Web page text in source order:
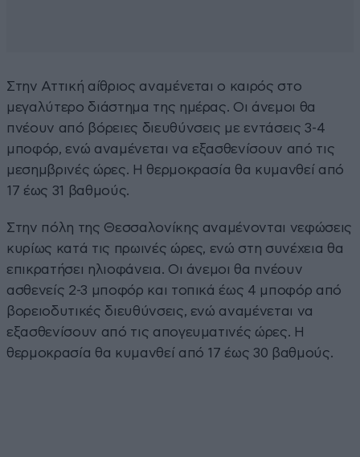
Στην Αττική αίθριος αναμένεται ο καιρός στο
μεγαλύτερο διάστημα της ημέρας. Οι άνεμοι θα
πνέουν από βόρειες διευθύνσεις με εντάσεις 3-4
μποφόρ, ενώ αναμένεται να εξασθενίσουν από τις
μεσημβρινές ώρες. Η θερμοκρασία θα κυμανθεί από
17 έως 31 βαθμούς.
Στην πόλη της Θεσσαλονίκης αναμένονται νεφώσεις
κυρίως κατά τις πρωινές ώρες, ενώ στη συνέχεια θα
επικρατήσει ηλιοφάνεια. Οι άνεμοι θα πνέουν
ασθενείς 2-3 μποφόρ και τοπικά έως 4 μποφόρ από
βορειοδυτικές διευθύνσεις, ενώ αναμένεται να
εξασθενίσουν από τις απογευματινές ώρες. Η
θερμοκρασία θα κυμανθεί από 17 έως 30 βαθμούς.